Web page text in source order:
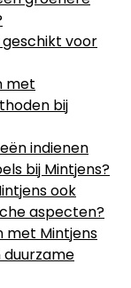
geschikt voor
met
bij
indienen
bij Mintjens?
ook
aspecten?
met Mintjens